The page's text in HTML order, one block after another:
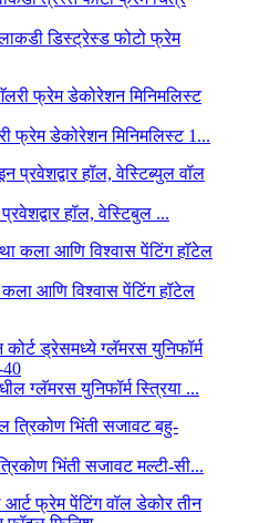
डिस्ट्रेस्ड फोटो फ्रेम
फ्रेम डेकोरेशन मिनिमलिस्ट 1...
हॉल, वेस्टिबुल ...
आणि विश्वास पेंटिंग हॉटेल
ग्लॅमरस युनिफॉर्म स्त्रिया ...
भिंती सजावट मल्टी-सी...